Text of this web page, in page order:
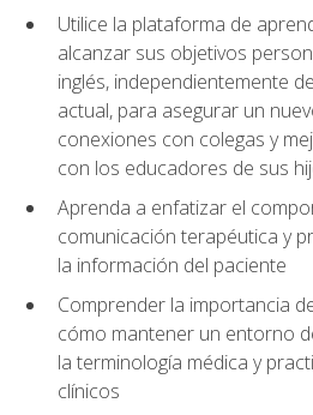
Utilice la plataforma de
alcanzar sus objetivos
inglés, independientemente
actual, para asegurar un
conexiones con colegas y
con los educadores de sus
Aprenda a enfatizar el
comunicación terapéutica y
la información del paciente
Comprender la importancia
cómo mantener un entorno
la terminología médica y
clínicos